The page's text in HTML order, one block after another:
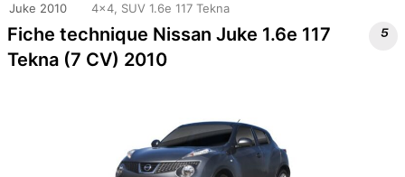
Juke 2010
4x4, SUV 1.6e 117 Tekna
Fiche technique Nissan Juke 1.6e 117
Tekna (7 CV) 2010
